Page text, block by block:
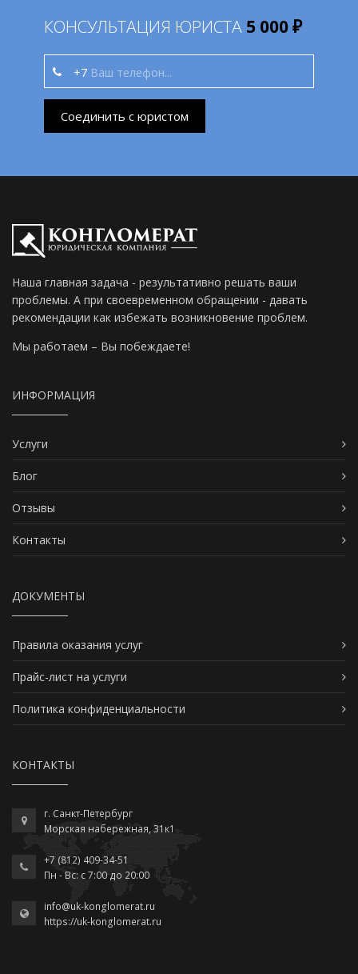
КОНСУЛЬТАЦИЯ ЮРИСТА 5 000 ₽
+7
Соединить с юристом
Наша главная задача - результативно решать ваши
проблемы. А при своевременном обращении - давать
рекомендации как избежать возникновение проблем.
Мы работаем – Вы побеждаете!
ИНФОРМАЦИЯ
Услуги
Блог
Отзывы
Контакты
ДОКУМЕНТЫ
Правила оказания услуг
Прайс-лист на услуги
Политика конфиденциальности
КОНТАКТЫ
г. Санкт-Петербург
Морская набережная, 31к1
+7 (812) 409-34-51
Пн - Вс: c 7:00 до 20:00
info@uk-konglomerat.ru
https://uk-konglomerat.ru